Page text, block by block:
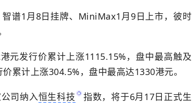
谱1月8日挂牌、MiniMax1月9日上市，彼时
元发行价累计上涨1115.15%，盘中最高触及
累计上涨304.5%，盘中最高达1330港元。
司纳入恒生科技
指数，将于6月17日正式生